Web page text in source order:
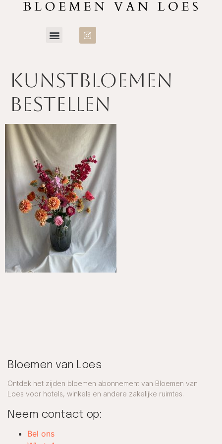
Kunstbloemen
Bestellen
Bloemen van Loes
Ontdek het zijden bloemen abonnement van Bloemen van
Loes voor hotels, winkels en andere zakelijke ruimtes.
Neem contact op:
Bel ons